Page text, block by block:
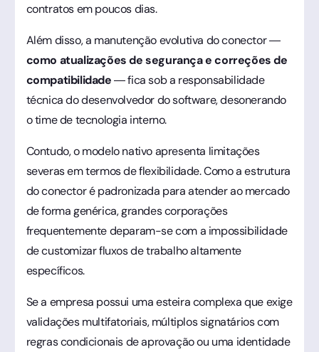
contratos em poucos dias.
Além disso, a manutenção evolutiva do conector —
como atualizações de segurança e correções de
compatibilidade— fica sob a responsabilidade
técnica do desenvolvedor do software, desonerando
o time de tecnologia interno.
Contudo, o modelo nativo apresenta limitações
severas em termos de flexibilidade. Como a estrutura
do conector é padronizada para atender ao mercado
de forma genérica, grandes corporações
frequentemente deparam-se com a impossibilidade
de customizar fluxos de trabalho altamente
específicos.
Se a empresa possui uma esteira complexa que exige
validações multifatoriais, múltiplos signatários com
regras condicionais de aprovação ou uma identidade